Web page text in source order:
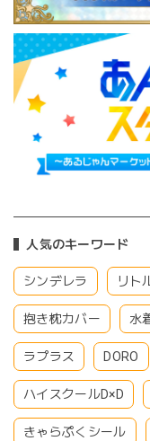
人気のキーワード
シンデレラ リト
抱き枕カバー 水
ラプラス DORO
ハイスクールD×D
きゃらぷくシール